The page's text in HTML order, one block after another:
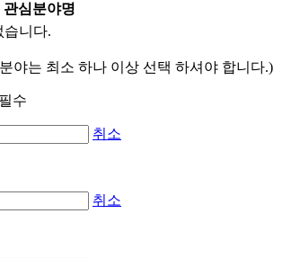
관심분야명
습니다.
야는 최소 하나 이상 선택 하셔야 합니다.)
취소
취소